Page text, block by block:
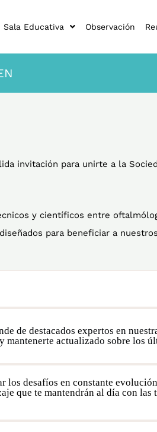
Sala Educativa Observación
invitación para unirte a la
y científicos entre
para beneficiar a
de destacados expertos en
mantenerte actualizado sobre los
desafíos en constante
que te mantendrán al día con las